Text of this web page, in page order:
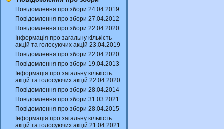
Повідомлення про збори 24.04.2019
Повідомлення про збори 27.04.2012
Повідомлення про збори 22.04.2020
Інформація про загальну кількість
акцій та голосуючих акцій 23.04.2019
Повідомлення про збори 22.04.2020
Повідомлення про збори 19.04.2013
Інформація про загальну кількість
акцій та голосуючих акцій 22.04.2020
Повідомлення про збори 28.04.2014
Повідомлення про збори 31.03.2021
Повідомлення про збори 28.04.2015
Інформація про загальну кількість
акцій та голосуючих акцій 21.04.2021